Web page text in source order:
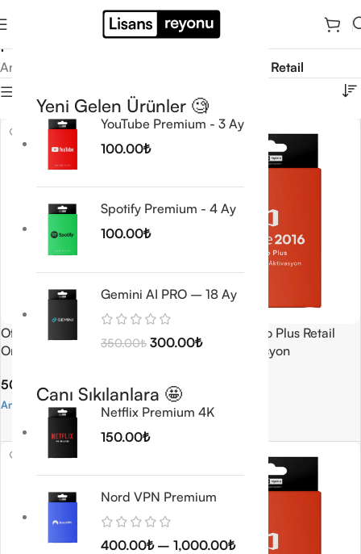
Yeni Gelen Ürünler 🧐
YouTube Premium - 3 Ay
100.00₺
Spotify Premium - 4 Ay
100.00₺
Gemini AI PRO – 18 Ay
350.00₺ 300.00₺
Canı Sıkılanlara 🤩
Netflix Premium 4K
150.00₺
Nord VPN Premium
400.00₺ – 1,000.00₺
Pro Plus Retail
Ana Sayfa
Pro Plus Retail
Office 2016 Pro Plus Retail
Online Aktivasyon
500.00₺
Anında Teslimat
Office 2016 Pro Plus Retail
Telefon Aktivasyon
Sepete Ekle